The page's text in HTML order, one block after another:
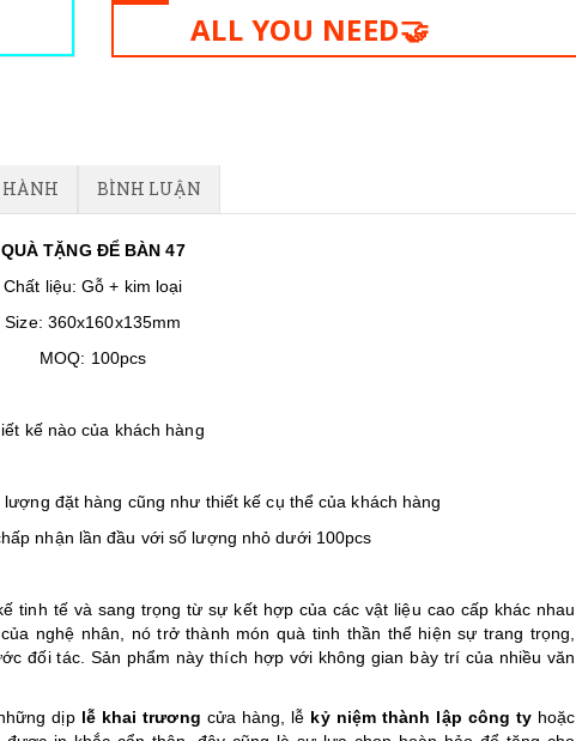
ALL YOU NEED🤝
HÀNH BÌNH LUẬN
QUÀ TẶNG ĐỂ BÀN 47
Chất liệu: Gỗ + kim loại
Size: 360x160x135mm
MOQ: 100pcs
kế nào của khách hàng
đặt hàng cũng như thiết kế cụ thể của khách hàng
nhận lần đầu với số lượng nhỏ dưới 100pcs
tinh tế và sang trọng từ sự kết hợp của các vật liệu cao cấp khác nhau
nghệ nhân, nó trở thành món quà tinh thần thể hiện sự trang trọng,
đối tác. Sản phẩm này thích hợp với không gian bày trí của nhiều văn
dịp lễ khai trương cửa hàng, lễ kỷ niệm thành lập công ty hoặc